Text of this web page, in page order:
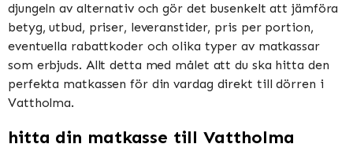
djungeln av alternativ och gör det busenkelt att jämföra
betyg, utbud, priser, leveranstider, pris per portion,
eventuella rabattkoder och olika typer av matkassar
som erbjuds. Allt detta med målet att du ska hitta den
perfekta matkassen för din vardag direkt till dörren i
Vattholma.
hitta din matkasse till Vattholma